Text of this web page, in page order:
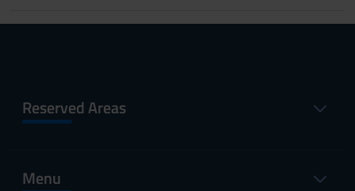
Reserved Areas
Menu